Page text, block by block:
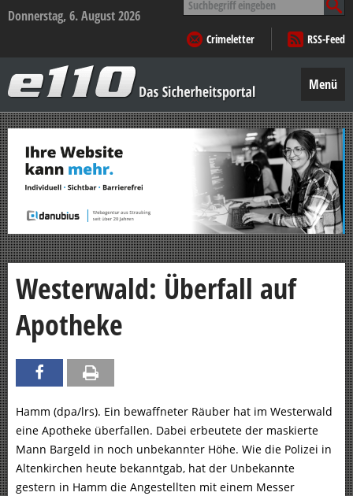
Donnerstag, 6. August 2026
nach:
Crimeletter
RSS-Feed
–
Das
Sicherheitsportal
Menü
Zum
Inhalt
springen
Westerwald: Überfall auf
Apotheke
Hamm (dpa/lrs). Ein bewaffneter Räuber hat im Westerwald
eine Apotheke überfallen. Dabei erbeutete der maskierte
Mann Bargeld in noch unbekannter Höhe. Wie die Polizei in
Altenkirchen heute bekanntgab, hat der Unbekannte
gestern in Hamm die Angestellten mit einem Messer